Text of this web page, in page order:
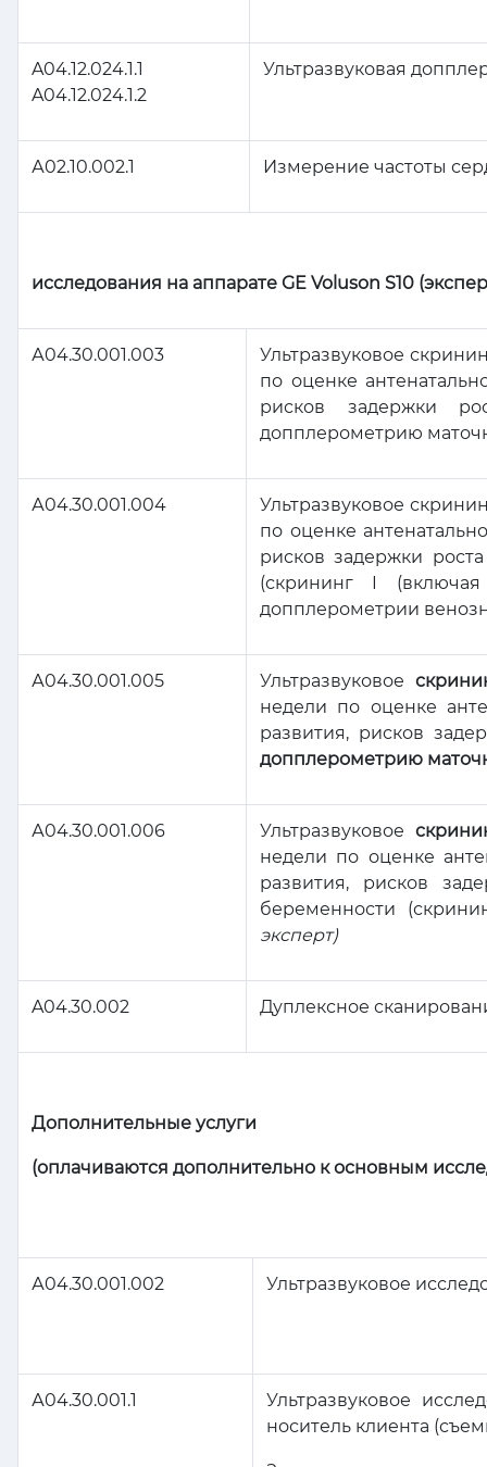
A04.12.024.1.1
A04.12.024.1.2
Ультразвуковая
А02.10.002.1 Измерение частоты
исследования на аппарате GE Voluson S10
А04.30.001.003
Ультразвуковое
по оценке
рисков задержки
допплерометрию
А04.30.001.004
Ультразвуковое
по оценке
рисков задержки
(скрининг I
допплерометрии
А04.30.001.005 Ультразвуковое
недели по оценке
развития, рисков
допплерометрию
А04.30.001.006 Ультразвуковое
недели по оценке
развития, рисков
беременности
эксперт)
A04.30.002 Дуплексное
Дополнительные услуги
(оплачиваются дополнительно к основным
А04.30.001.002 Ультразвуковое
А04.30.001.1
Ультразвуковое
носитель клиента